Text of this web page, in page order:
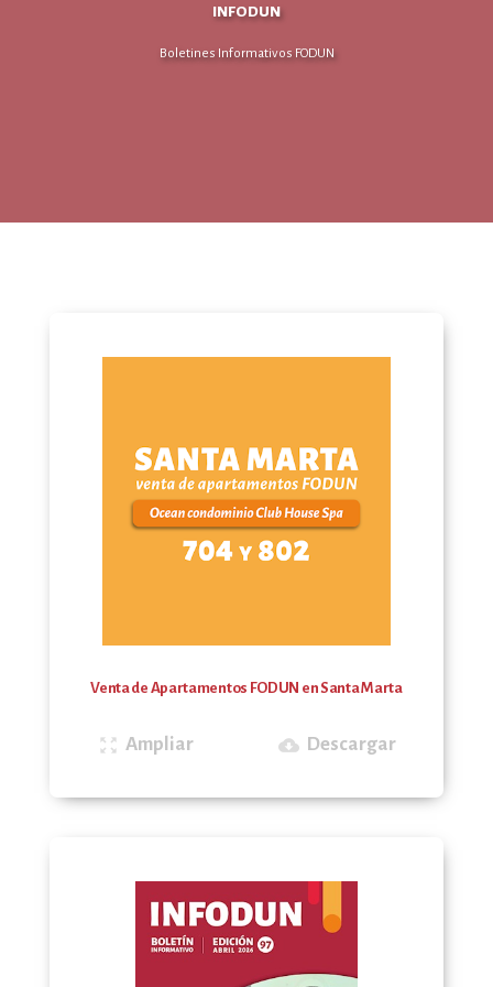
INFODUN
Boletines Informativos FODUN
Venta de Apartamentos FODUN en Santa Marta
zoom_out_map Ampliar cloud_download Descargar